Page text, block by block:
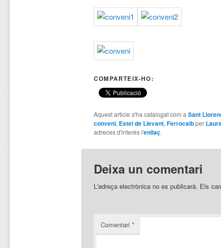
COMPARTEIX-HO:
Aquest article s'ha catalogat com a Sant
conveni, Estel de Llevant, Ferrocaibper
adreces d'interès l'enllaç.
Deixa un comentari
L'adreça electrònica no es publicarà. Els
Comentari *